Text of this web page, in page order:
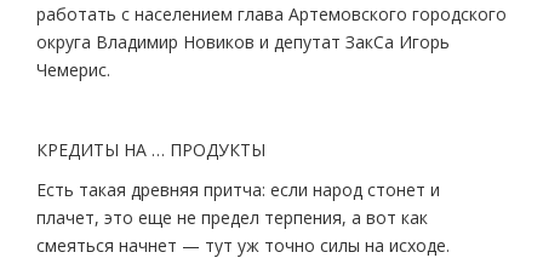
работать с населением глава Артемовского городского
округа Владимир Новиков и депутат ЗакСа Игорь
Чемерис.
КРЕДИТЫ НА … ПРОДУКТЫ
Есть такая древняя притча: если народ стонет и
плачет, это еще не предел терпения, а вот как
смеяться начнет — тут уж точно силы на исходе.